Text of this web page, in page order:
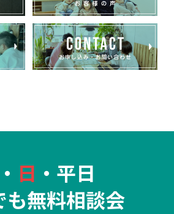
・ 日 ・平日
も無料相談会